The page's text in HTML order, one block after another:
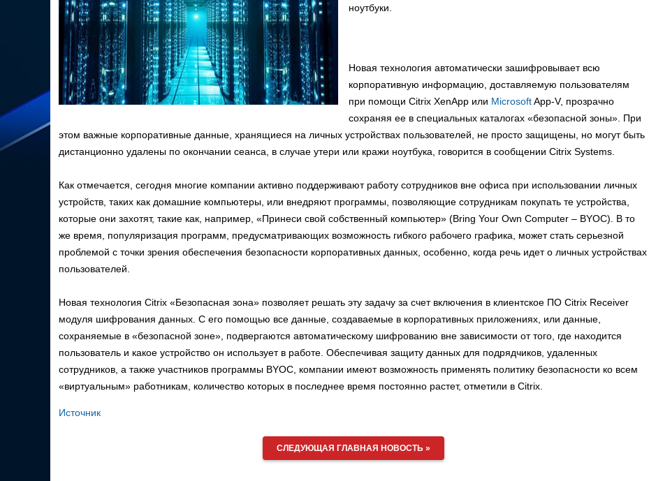
ноутбуки.
Новая технология автоматически зашифровывает всю
корпоративную информацию, доставляемую пользователям
при помощи Citrix XenApp или MicrosoftApp-V, прозрачно
сохраняя ее в специальных каталогах «безопасной зоны». При
этом важные корпоративные данные, хранящиеся на личных устройствах пользователей, не просто защищены, но могут быть
дистанционно удалены по окончании сеанса, в случае утери или кражи ноутбука, говорится в сообщении Citrix Systems.
Как отмечается, сегодня многие компании активно поддерживают работу сотрудников вне офиса при использовании личных
устройств, таких как домашние компьютеры, или внедряют программы, позволяющие сотрудникам покупать те устройства,
которые они захотят, такие как, например, «Принеси свой собственный компьютер» (Bring Your Own Computer – BYOC). В то
же время, популяризация программ, предусматривающих возможность гибкого рабочего графика, может стать серьезной
проблемой с точки зрения обеспечения безопасности корпоративных данных, особенно, когда речь идет о личных устройствах
пользователей.
Новая технология Citrix «Безопасная зона» позволяет решать эту задачу за счет включения в клиентское ПО Citrix Receiver
модуля шифрования данных. С его помощью все данные, создаваемые в корпоративных приложениях, или данные,
сохраняемые в «безопасной зоне», подвергаются автоматическому шифрованию вне зависимости от того, где находится
пользователь и какое устройство он использует в работе. Обеспечивая защиту данных для подрядчиков, удаленных
сотрудников, а также участников программы BYOC, компании имеют возможность применять политику безопасности ко всем
«виртуальным» работникам, количество которых в последнее время постоянно растет, отметили в Citrix.
Источник
СЛЕДУЮЩАЯ ГЛАВНАЯ НОВОСТЬ »